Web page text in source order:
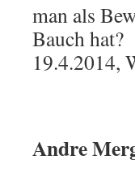
man als
Bauch hat?
19.4.2014,
Andre